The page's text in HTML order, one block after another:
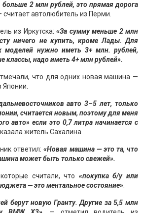
больше 2 млн рублей, это прямая дорога
считает автолюбитель из Перми.
из Иркутска: «За сумму меньше 2 млн
ничего не купить, кроме Лады. Для
моделей нужно иметь 3+ млн. рублей,
классы, надо иметь 4+ млн рублей».
что для одних новая машина —
Японии.
авто 3–5 лет, только
считается новым, поэтому для меня
авто» если это 0,7 литра начинается с
житель Сахалина.
ответил:«Новая машина — это та, что
может быть только свежей».
считали, что «покупка б/у или
— это ментальное состояние»
берут новую Гранту. Другие за 5,5 млн